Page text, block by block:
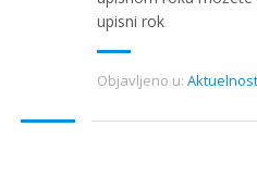
upisni rok
Objavljeno u: